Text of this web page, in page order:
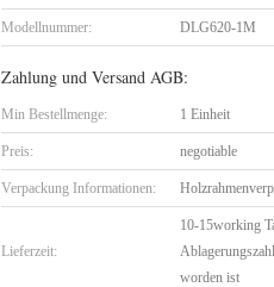
Modellnummer: DLG620-1M
Zahlung und Versand AGB:
Min Bestellmenge: 1 Einheit
Preis: negotiable
Verpackung Informationen:
Lieferzeit:
10-15working
worden ist